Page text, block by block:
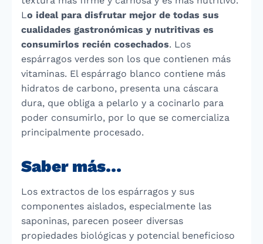
Lo ideal para disfrutar mejor de todas sus
cualidades gastronómicas y nutritivas es
consumirlos recién cosechados. Los
espárragos verdes son los que contienen más
vitaminas. El espárrago blanco contiene más
hidratos de carbono, presenta una cáscara
dura, que obliga a pelarlo y a cocinarlo para
poder consumirlo, por lo que se comercializa
principalmente procesado.
Saber más…
Los extractos de los espárragos y sus
componentes aislados, especialmente las
saponinas, parecen poseer diversas
propiedades biológicas y potencial beneficioso